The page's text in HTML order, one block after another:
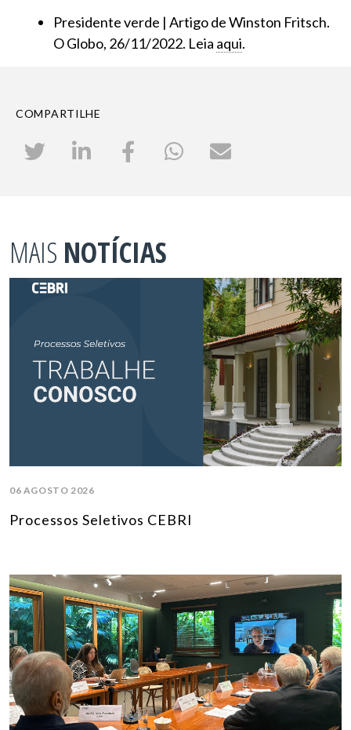
Presidente verde | Artigo de Winston Fritsch.
O Globo, 26/11/2022. Leia aqui.
COMPARTILHE
MAIS NOTÍCIAS
06 AGOSTO 2026
Processos Seletivos CEBRI